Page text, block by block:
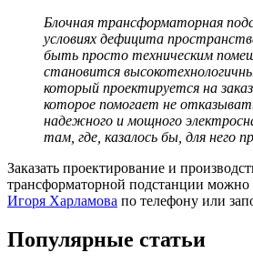
Блочная трансформаторная
условиях дефицита
быть просто техническим
становится
который проектируется на
которое помогает не
надежного и мощного
там, где, казалось бы, для него
Заказать проектирование и
трансформаторной подстанции можно
Игоря Харламова по телефону или
Популярные статьи